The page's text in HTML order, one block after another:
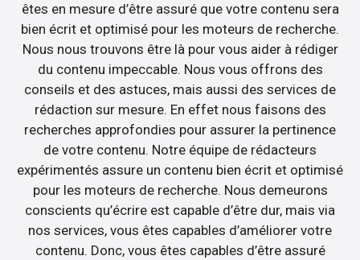
êtes en mesure d’être assuré que votre contenu sera
bien écrit et optimisé pour les moteurs de recherche.
Nous nous trouvons être là pour vous aider à rédiger
du contenu impeccable. Nous vous offrons des
conseils et des astuces, mais aussi des services de
rédaction sur mesure. En effet nous faisons des
recherches approfondies pour assurer la pertinence
de votre contenu. Notre équipe de rédacteurs
expérimentés assure un contenu bien écrit et optimisé
pour les moteurs de recherche. Nous demeurons
conscients qu’écrire est capable d’être dur, mais via
nos services, vous êtes capables d’améliorer votre
contenu. Donc, vous êtes capables d’être assuré